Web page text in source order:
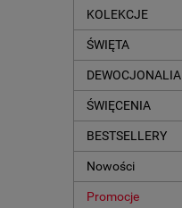
KOLEKCJE
ŚWIĘTA
DEWOCJONALIA
ŚWIĘCENIA
BESTSELLERY
Nowości
Promocje